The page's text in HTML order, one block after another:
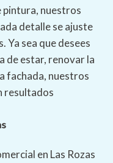
pintura, nuestros
detalle se ajuste
Ya sea que desees
de estar, renovar la
fachada, nuestros
resultados
en Las Rozas